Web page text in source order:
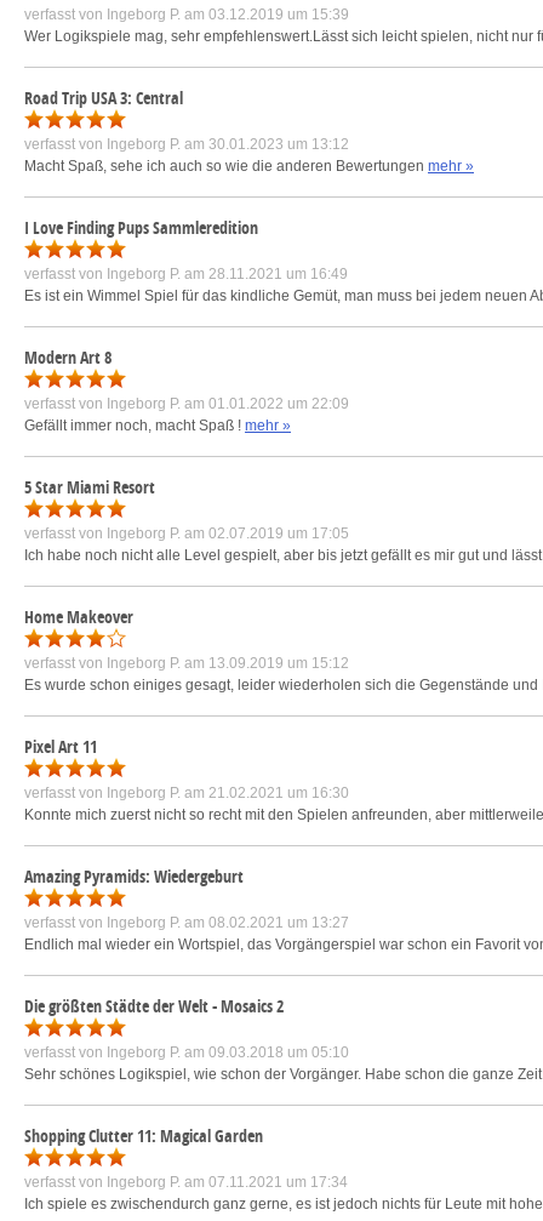
verfasst von Ingeborg P. am 03.12.2019 um 15:39
Wer Logikspiele mag, sehr empfehlenswert.Lässt sich leicht spielen, nicht
Road Trip USA 3: Central
verfasst von Ingeborg P. am 30.01.2023 um 13:12
Macht Spaß, sehe ich auch so wie die anderen Bewertungen mehr »
I Love Finding Pups Sammleredition
verfasst von Ingeborg P. am 28.11.2021 um 16:49
Es ist ein Wimmel Spiel für das kindliche Gemüt, man muss bei jedem
Modern Art 8
verfasst von Ingeborg P. am 01.01.2022 um 22:09
Gefällt immer noch, macht Spaß ! mehr »
5 Star Miami Resort
verfasst von Ingeborg P. am 02.07.2019 um 17:05
Ich habe noch nicht alle Level gespielt, aber bis jetzt gefällt es mir gut und
Home Makeover
verfasst von Ingeborg P. am 13.09.2019 um 15:12
Es wurde schon einiges gesagt, leider wiederholen sich die Gegenstände
Pixel Art 11
verfasst von Ingeborg P. am 21.02.2021 um 16:30
Konnte mich zuerst nicht so recht mit den Spielen anfreunden, aber
Amazing Pyramids: Wiedergeburt
verfasst von Ingeborg P. am 08.02.2021 um 13:27
Endlich mal wieder ein Wortspiel, das Vorgängerspiel war schon ein Favorit
Die größten Städte der Welt - Mosaics 2
verfasst von Ingeborg P. am 09.03.2018 um 05:10
Sehr schönes Logikspiel, wie schon der Vorgänger. Habe schon die ganze
Shopping Clutter 11: Magical Garden
verfasst von Ingeborg P. am 07.11.2021 um 17:34
Ich spiele es zwischendurch ganz gerne, es ist jedoch nichts für Leute mit